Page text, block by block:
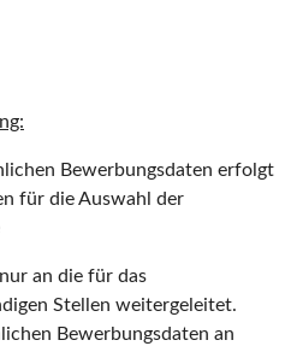
Bewerbungsdaten erfolgt
für die Auswahl der
an die für das
Stellen weitergeleitet.
Bewerbungsdaten an